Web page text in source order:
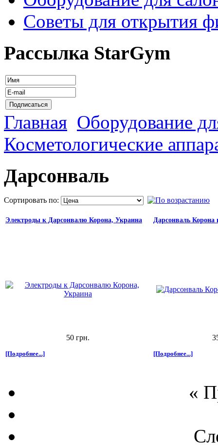
Советы для открытия
Рассылка StarGym
Главная Оборудование
Косметологические
Дарсонваль
Сортировать по:
Электроды к Дарсонвалю Корона, Украина
50 грн.
[Подробнее...]
Дарсонваль Корона
[Подробнее...]
«